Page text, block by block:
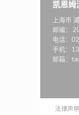
凯恩姆
上海市
邮编：
电话：
手机：
邮箱：
法律声明